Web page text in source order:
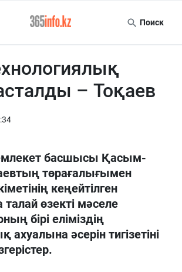
Поиск
– Тоқаев
басшысы Қасым-
төрағалығымен
кеңейтілген
өзекті мәселе
бірі еліміздің
ахуалына әсерін тигізетіні